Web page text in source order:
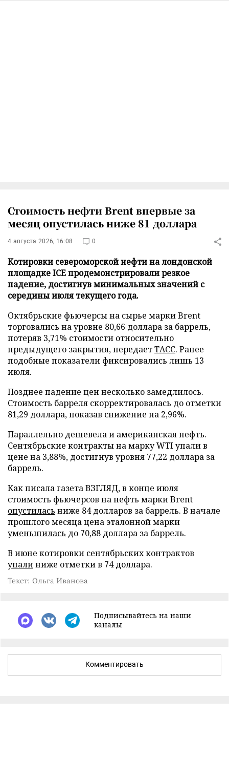
Стоимость нефти Brent впервые за
месяц опустилась ниже 81 доллара
4 августа 2026, 16:08 0
Котировки североморской нефти на лондонской
площадке ICE продемонстрировали резкое
падение, достигнув минимальных значений с
середины июля текущего года.
Октябрьские фьючерсы на сырье марки Brent
торговались на уровне 80,66 доллара за баррель,
потеряв 3,71% стоимости относительно
предыдущего закрытия, передаетТАСС. Ранее
подобные показатели фиксировались лишь 13
июля.
Позднее падение цен несколько замедлилось.
Стоимость барреля скорректировалась до отметки
81,29 доллара, показав снижение на 2,96%.
Параллельно дешевела и американская нефть.
Сентябрьские контракты на марку WTI упали в
цене на 3,88%, достигнув уровня 77,22 доллара за
баррель.
Как писала газета ВЗГЛЯД, в конце июля
стоимость фьючерсов на нефть марки Brent
опустилась ниже 84 долларов за баррель. В начале
прошлого месяца цена эталонной марки
уменьшилась до 70,88 доллара за баррель.
В июне котировки сентябрьских контрактов
упалиниже отметки в 74 доллара.
Текст: Ольга Иванова
Подписывайтесь на наши
каналы
Комментировать